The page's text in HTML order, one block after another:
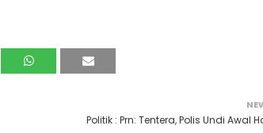
Politik : Prn: Tentera, Polis Undi Awal